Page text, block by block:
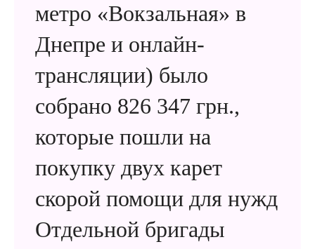
метро «Вокзальная» в
Днепре и онлайн-
трансляции) было
собрано 826 347 грн.,
которые пошли на
покупку двух карет
скорой помощи для нужд
Отдельной бригады